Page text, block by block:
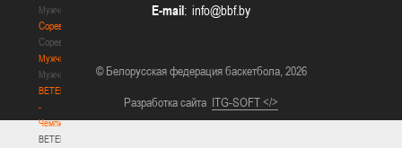
Мужчины
Соревнования
Соревнования
Мужчины
Мужчины
BETERA
-
Чемпионат
BETERA
E-mail:
© Белорусская федерация баскетбола, 2026
Разработка сайта ITG-SOFT </>